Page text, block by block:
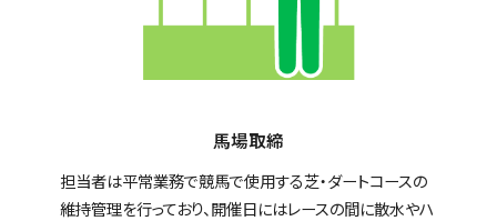
馬場取締
担当者は平常業務で競馬で使用する芝・ダートコースの
維持管理を行っており、開催日にはレースの間に散水やハ